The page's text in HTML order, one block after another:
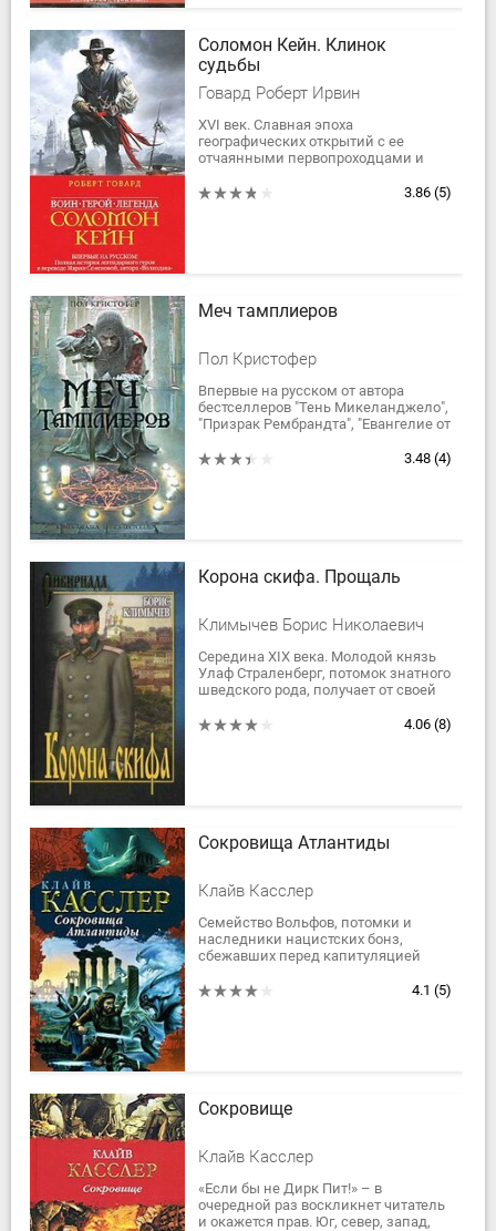
Соломон Кейн. Клинок
судьбы
Говард Роберт Ирвин
XVI век. Славная эпоха
географических открытий с ее
отчаянными первопроходцами и
от родной земли.
3.86 (5)
Меч тамплиеров
Пол Кристофер
Впервые на русском от автора
бестселлеров "Тень Микеланджело",
"Призрак Рембрандта", "Евангелие от
старинная находка из сокровищ...
3.48 (4)
Корона скифа. Прощаль
Климычев Борис Николаевич
Середина XIX века. Молодой князь
Улаф Страленберг, потомок знатного
шведского рода, получает от своей
бронзовую пластину с
4.06 (8)
Сокровища Атлантиды
Клайв Касслер
Семейство Вольфов, потомки и
наследники нацистских бонз,
сбежавших перед капитуляцией
готовят на вывезенное ими “золото
4.1 (5)
Сокровище
Клайв Касслер
«Если бы не Дирк Пит!» – в
очередной раз воскликнет читатель
и окажется прав. Юг, север, запад,